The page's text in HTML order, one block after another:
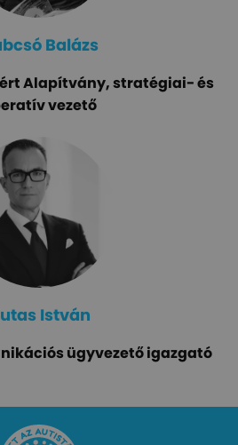
Balázs
Alapítvány, stratégiai- és
vezető
István
ügyvezető igazgató